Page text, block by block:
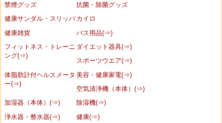
禁煙グッズ
抗菌・除菌グッズ
健康サンダル・スリッパ カイロ
健康雑貨
バス用品(⇒)
フィットネス・トレーニ
ング(⇒)
ダイエット器具(⇒)
スポーツウエア(⇒)
体脂肪計付ヘルスメータ
ー(⇒)
美容・健康家電(⇒)
空気清浄機（本体）(⇒)
加湿器（本体）(⇒)
除湿機(⇒)
浄水器・整水器(⇒)
健康(⇒)